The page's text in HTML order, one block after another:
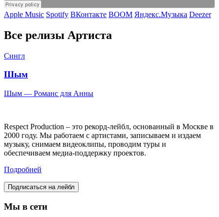
Apple Music Spotify ВКонтакте BOOM Яндекс.Музыка Deezer
Все релизы Артиста
Сингл
Шым
Шым — Романс для Анны
Respect Production – это рекорд-лейбл, основанный в Москве в
2000 году. Мы работаем с артистами, записываем и издаем
музыку, снимаем видеоклипы, проводим туры и
обеспечиваем медиа-поддержку проектов.
Подробней
Подписаться на лейбл
Мы в сети